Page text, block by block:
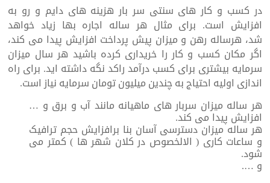
در کسب و کار های سنتی سر بار هزینه های دایم و رو به
افزایش است. برای مثال هر ساله اجاره بها زیاد خواهد
شد، هرساله رهن و میزان پیش پرداخت افزایش پیدا می کند،
اگر مکان کسب و کار را خریداری کرده باشید هر سال میزان
سرمایه بیشتری برای کسب درآمد راکد نگه داشته اید. برای راه
اندازی اولیه احتیاج به چندین میلیون تومان سرمایه نیاز است.
هر ساله میزان سربار های ماهیانه مانند آب و برق و …
افزایش پیدا می کند.
هر ساله میزان دسترسی آسان بنا برافزایش حجم ترافیک
و ساعات کاری ( الالخصوص در کلان شهر ها ) کمتر می
شود.
و ….